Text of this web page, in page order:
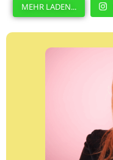
MEHR LADEN...